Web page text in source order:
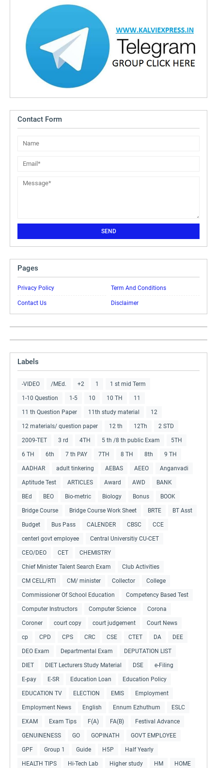
Contact Form
Pages
Privacy Policy Term And Conditions
Contact Us Disclaimer
Labels
-VIDEO /MEd. +2 1 1 st mid Term
1-10 Question 1-5 10 10 TH 11
11 th Question Paper 11th study material 12
12 materials/ question paper 12 th 12Th 2 STD
2009-TET 3 rd 4TH 5 th /8 th public Exam 5TH
6 TH 6th 7 th PAY 7TH 8 TH 8th 9 TH
AADHAR adult tinkering AEBAS AEEO Anganvadi
Aptitude Test ARTICLES Award AWD BANK
BEd BEO Bio-metric Biology Bonus BOOK
Bridge Course Bridge Course Work Sheet BRTE BT Asst
Budget Bus Pass CALENDER CBSC CCE
centerl govt employee Central Universitiy CU-CET
CEO/DEO CET CHEMISTRY
Chief Minister Talent Search Exam Club Activities
CM CELL/RTI CM/ minister Collector College
Commissioner Of School Education Competency Based Test
Computer Instructors Computer Science Corona
Coroner court copy court judgement Court News
cp CPD CPS CRC CSE CTET DA DEE
DEO Exam Departmental Exam DEPUTATION LIST
DIET DIET Lecturers Study Material DSE e-Filing
E-pay E-SR Education Loan Education Policy
EDUCATION TV ELECTION EMIS Employment
Employment News English Ennum Ezhuthum ESLC
EXAM Exam Tips F(A) FA(B) Festival Advance
GENUINENESS GO GOPINATH GOVT EMPLOYEE
GPF Group 1 Guide H5P Half Yearly
HEALTH TIPS Hi-Tech Lab Higher study HM HOME